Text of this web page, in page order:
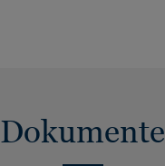
Dokumente